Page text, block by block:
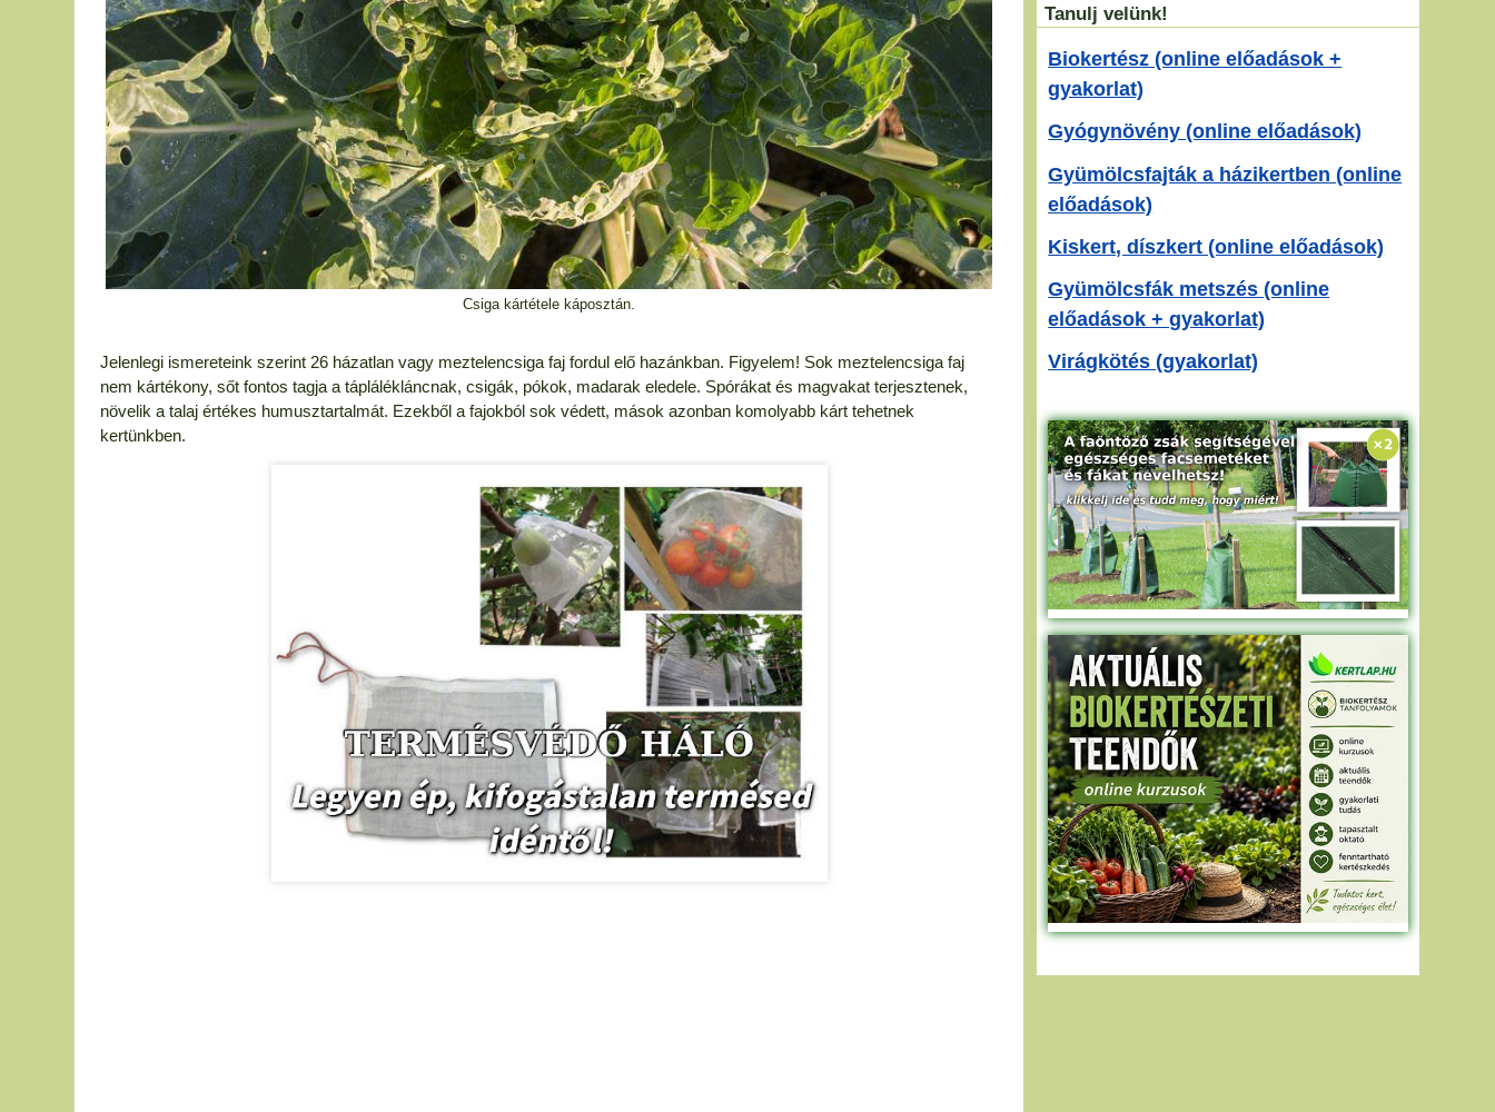
Csiga kártétele káposztán.
Jelenlegi ismereteink szerint 26 házatlan vagy meztelencsiga faj fordul elő hazánkban. Figyelem! Sok meztelencsiga faj
nem kártékony, sőt fontos tagja a táplálékláncnak, csigák, pókok, madarak eledele. Spórákat és magvakat terjesztenek,
növelik a talaj értékes humusztartalmát. Ezekből a fajokból sok védett, mások azonban komolyabb kárt tehetnek
kertünkben.
Tanulj velünk!
Biokertész (online előadások +
gyakorlat)
Gyógynövény (online előadások)
Gyümölcsfajták a házikertben (online
előadások)
Kiskert, díszkert (online előadások)
Gyümölcsfák metszés (online
előadások + gyakorlat)
Virágkötés (gyakorlat)